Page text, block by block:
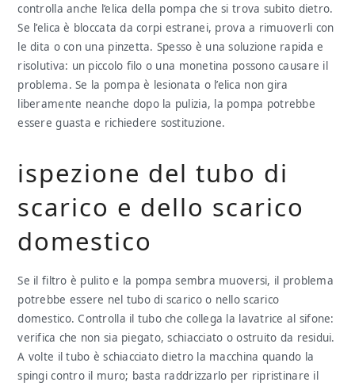
controlla anche l’elica della pompa che si trova subito dietro.
Se l’elica è bloccata da corpi estranei, prova a rimuoverli con
le dita o con una pinzetta. Spesso è una soluzione rapida e
risolutiva: un piccolo filo o una monetina possono causare il
problema. Se la pompa è lesionata o l’elica non gira
liberamente neanche dopo la pulizia, la pompa potrebbe
essere guasta e richiedere sostituzione.
ispezione del tubo di
scarico e dello scarico
domestico
Se il filtro è pulito e la pompa sembra muoversi, il problema
potrebbe essere nel tubo di scarico o nello scarico
domestico. Controlla il tubo che collega la lavatrice al sifone:
verifica che non sia piegato, schiacciato o ostruito da residui.
A volte il tubo è schiacciato dietro la macchina quando la
spingi contro il muro; basta raddrizzarlo per ripristinare il